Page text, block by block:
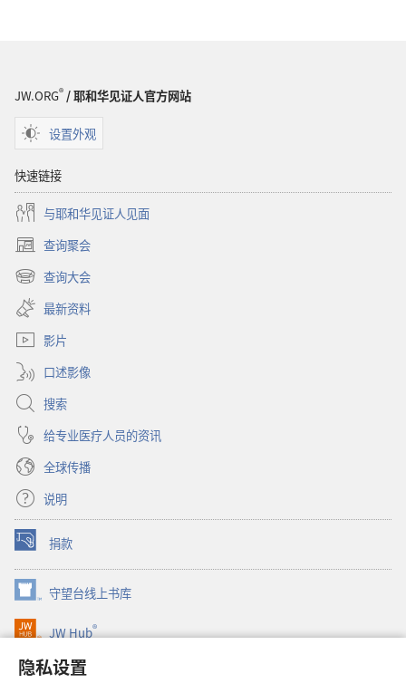
隐私设置
JW.ORG®/ 耶和华见证人官方网站
设置外观
快速链接
与耶和华见证人见面
查询聚会
（打
开
新
窗
口）
查询大会
（打
开
新
窗
最新资料
影片
口述影像
搜索
给专业医疗人员的资讯
全球传播
说明
捐款
（打
开
新
窗
口）
守望台线上书库
（打
开
新
口）
JW Hub®
（打
开
新
JW Library®